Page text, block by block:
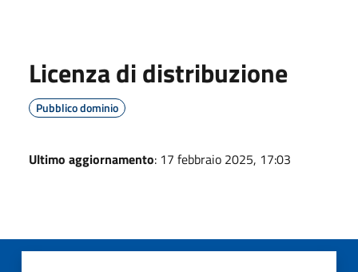
Licenza di distribuzione
Pubblico dominio
Ultimo aggiornamento: 17 febbraio 2025, 17:03